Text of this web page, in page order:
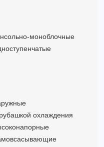
моноблочные
охлаждения